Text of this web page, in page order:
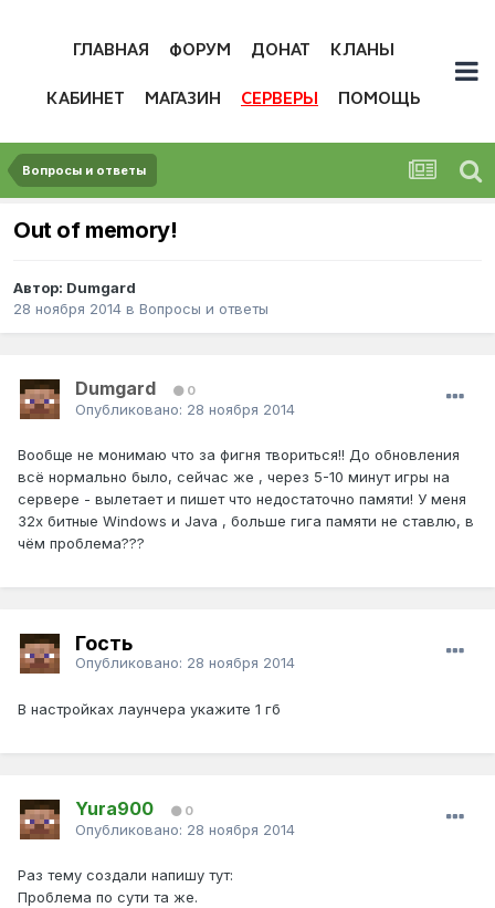
ГЛАВНАЯ ФОРУМ ДОНАТ КЛАНЫ
КАБИНЕТ МАГАЗИН СЕРВЕРЫ ПОМОЩЬ
Вопросы и ответы
Out of memory!
Автор: Dumgard
28 ноября 2014 в Вопросы и ответы
Dumgard 0
Опубликовано: 28 ноября 2014
Вообще не монимаю что за фигня твориться!! До обновления
всё нормально было, сейчас же , через 5-10 минут игры на
сервере - вылетает и пишет что недостаточно памяти! У меня
32х битные Windows и Java , больше гига памяти не ставлю, в
чём проблема???
Гость
Опубликовано: 28 ноября 2014
В настройках лаунчера укажите 1 гб
Yura900 0
Опубликовано: 28 ноября 2014
Раз тему создали напишу тут:
Проблема по сути та же.